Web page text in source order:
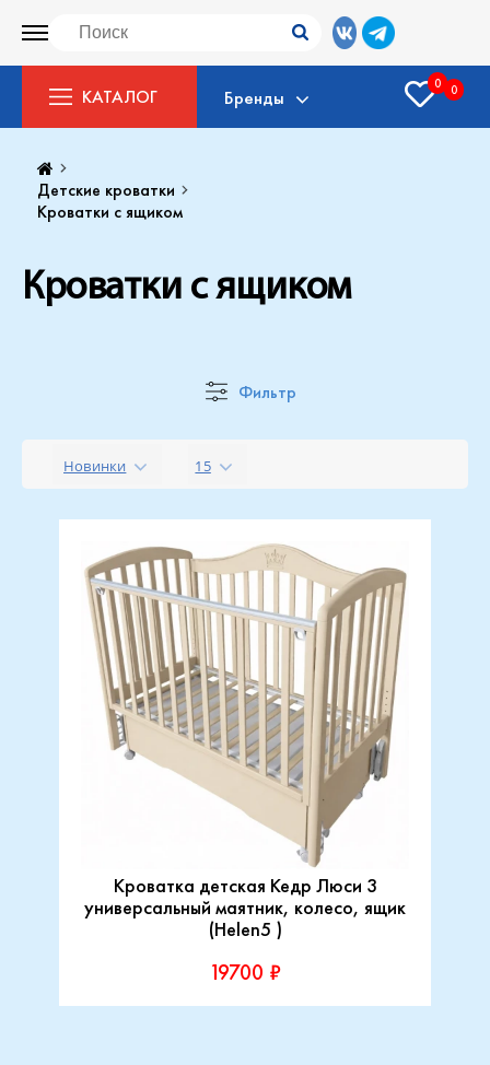
КАТАЛОГ Бренды
0 0
Детские кроватки
Кроватки с ящиком
Кроватки с ящиком
Фильтр
Новинки 15
Кроватка детская Кедр Люси 3
универсальный маятник, колесо, ящик
(Helen5 )
19700 ₽